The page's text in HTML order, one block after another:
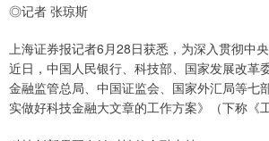
◎记者 张琼斯
上海证券报记者6月28日获悉，为深入贯彻中
近日，中国人民银行、科技部、国家发展改革
金融监管总局、中国证监会、国家外汇局等七
实做好科技金融大文章的工作方案》（下称《